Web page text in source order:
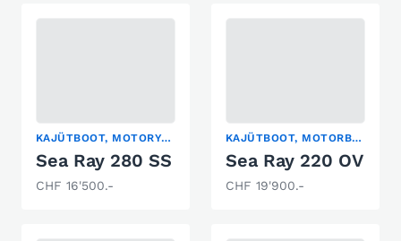
KAJÜTBOOT, MOTORYACHT, SPORTBOOT
Sea Ray 280 SS
CHF 16'500.-
KAJÜTBOOT, MOTORBOOT-KLASSIKER, SPORTBOOT
Sea Ray 220 OV
CHF 19'900.-